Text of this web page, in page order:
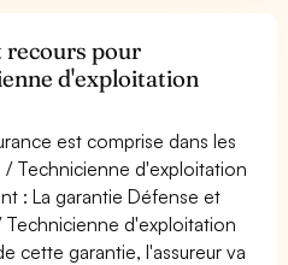
recours pour
d'exploitation
est comprise dans les
/ Technicienne d'exploitation
: La garantie Défense et
d'exploitation
cette garantie, l'assureur va